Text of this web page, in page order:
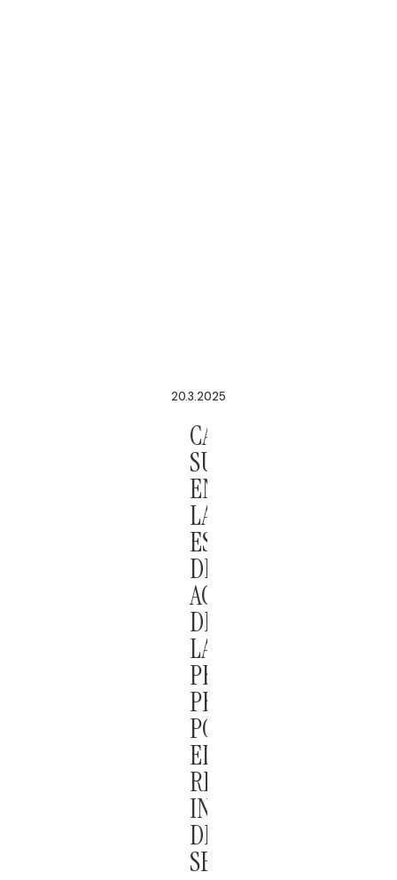
20.3.2025
CAMBIOS
SUSTANCIALES
EN
LA
ESTRATEGIA
DE
ACTUACIÓN
DE
LA
PROFEPA
PREVISTOS
POR
EL
REGLAMENTO
INTERIOR
DE
SEMARNAT